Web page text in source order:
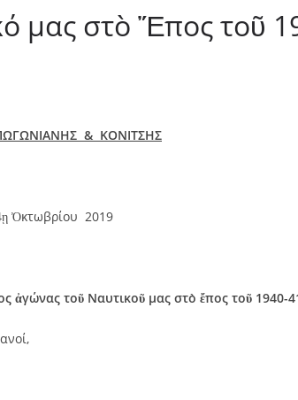
μας στὸ Ἔπος τοῦ
& ΚΟΝΙΤΣΗΣ
Ὀκτωβρίου 2019
ἀγώνας τοῦ Ναυτικοῦ μας στὸ ἔπος τοῦ 1940-